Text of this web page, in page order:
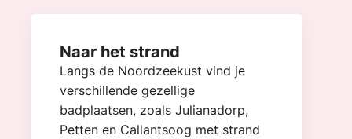
Naar het strand
Langs de Noordzeekust vind je
verschillende gezellige
badplaatsen, zoals Julianadorp,
Petten en Callantsoog met strand